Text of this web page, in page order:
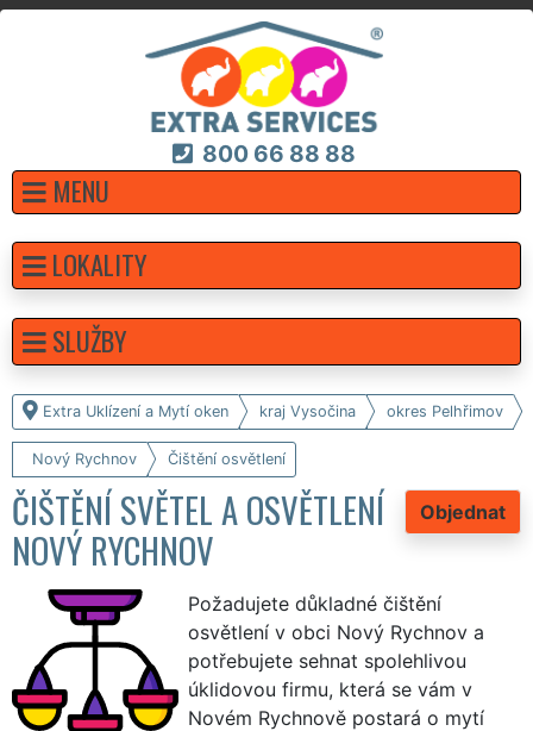
800 66 88 88
MENU
Extra Uklízení a Mytí oken kraj Vysočina okres Pelhřimov
Nový Rychnov Čištění osvětlení
Objednat
ČIŠTĚNÍ SVĚTEL A OSVĚTLENÍ
NOVÝ RYCHNOV
Požadujete důkladné čištění
osvětlení v obci Nový Rychnov a
potřebujete sehnat spolehlivou
úklidovou firmu, která se vám v
Novém Rychnově postará o mytí
LOKALITY
SLUŽBY